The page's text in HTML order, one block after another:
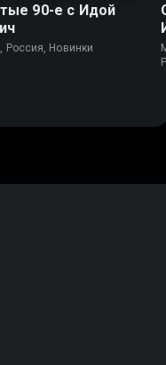
90-е с Идой
Россия, Новинки